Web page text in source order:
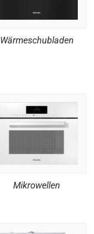
Wärmeschubladen
Mikrowellen